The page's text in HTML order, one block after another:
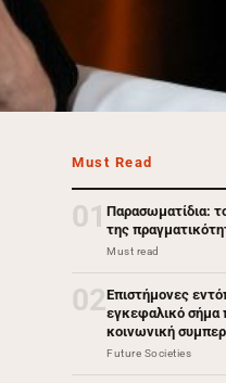
Must Read
01 Παρασωματίδια:
της
Must read
02Επιστήμονες
εγκεφαλικό σήμα
κοινωνική
Future Societies